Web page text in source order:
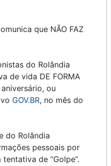
que NÃO FAZ
do Rolândia
de vida DE FORMA
aniversário, ou
GOV.BR, no mês do
do Rolândia
pessoais por
de “Golpe”.